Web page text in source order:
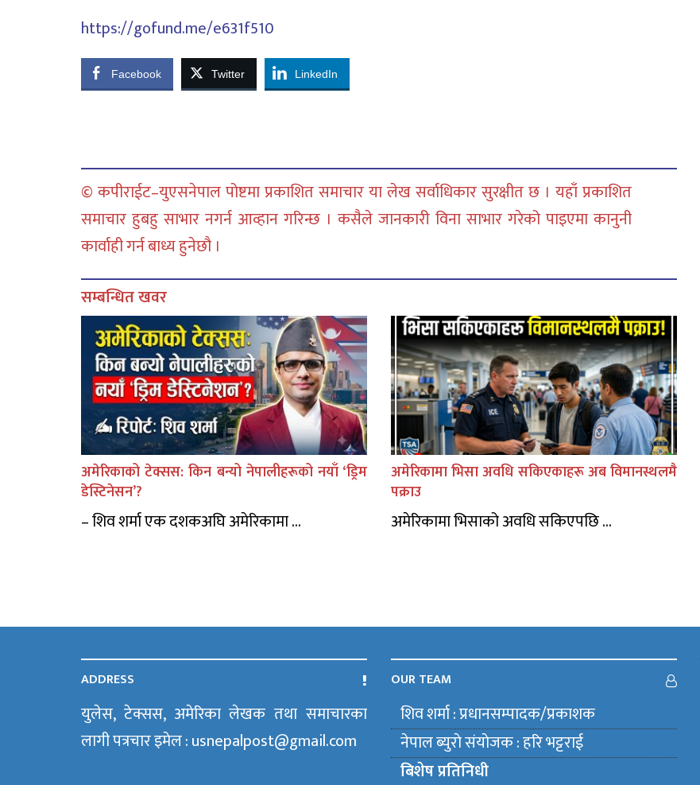
https://gofund.me/e631f510
Facebook Twitter LinkedIn
© कपीराईट–युएसनेपाल पोष्टमा प्रकाशित समाचार या लेख सर्वाधिकार सुरक्षीत छ । यहाँ प्रकाशित
समाचार हुबहु साभार नगर्न आव्हान गरिन्छ । कसैले जानकारी विना साभार गरेको पाइएमा कानुनी
कार्वाही गर्न बाध्य हुनेछौ ।
सम्बन्धित खवर
अमेरिकाको टेक्सस: किन बन्यो नेपालीहरूको नयाँ ‘ड्रिम
डेस्टिनेसन’?
– शिव शर्मा एक दशकअघि अमेरिकामा ...
अमेरिकामा भिसा अवधि सकिएकाहरू अब विमानस्थलमै
पक्राउ
अमेरिकामा भिसाको अवधि सकिएपछि ...
ADDRESS
युलेस, टेक्सस, अमेरिका लेखक तथा समाचारका
लागी पत्रचार इमेल : usnepalpost@gmail.com
OUR TEAM
शिव शर्मा : प्रधानसम्पादक/प्रकाशक
नेपाल ब्युराे संयाेजक : हरि भट्टराई
बिशेष प्रतिनिधी